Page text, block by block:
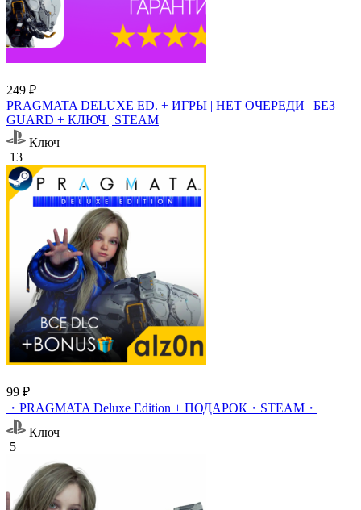
249 ₽
PRAGMATA DELUXE ED. + ИГРЫ | НЕТ ОЧЕРЕДИ | БЕЗ
GUARD + КЛЮЧ | STEAM
Ключ
13
99 ₽
・PRAGMATA Deluxe Edition + ПОДАРОК・STEAM・
Ключ
5